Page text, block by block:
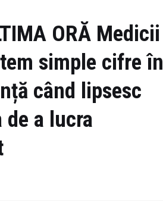
ORĂ Medicii
simple cifre în
când lipsesc
a lucra